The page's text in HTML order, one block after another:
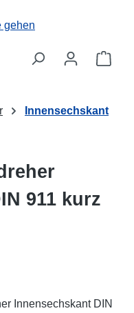
Innensechskant
911 kurz